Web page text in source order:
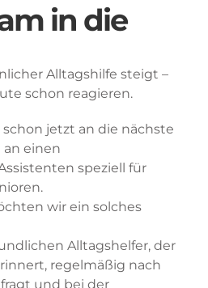
in die
Alltagshilfe steigt –
schon reagieren.
jetzt an die nächste
an einen
speziell für
wir ein solches
Alltagshelfer, der
regelmäßig nach
und bei der